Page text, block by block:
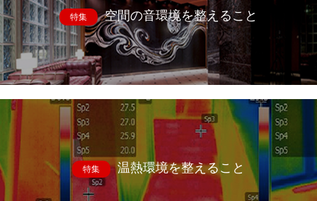
特集 空間の音環境を整えること
特集 温熱環境を整えること